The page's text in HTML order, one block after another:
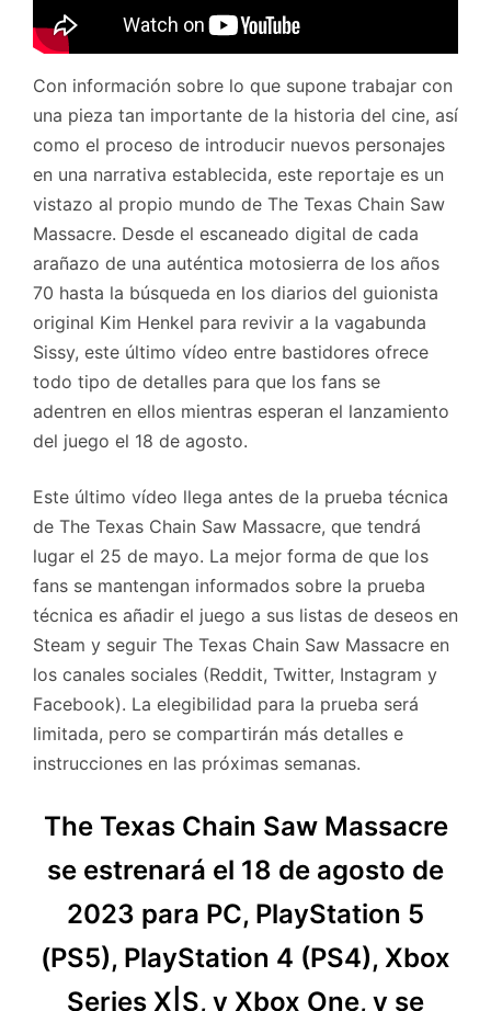
Con información sobre lo que supone trabajar con
una pieza tan importante de la historia del cine, así
como el proceso de introducir nuevos personajes
en una narrativa establecida, este reportaje es un
vistazo al propio mundo de The Texas Chain Saw
Massacre. Desde el escaneado digital de cada
arañazo de una auténtica motosierra de los años
70 hasta la búsqueda en los diarios del guionista
original Kim Henkel para revivir a la vagabunda
Sissy, este último vídeo entre bastidores ofrece
todo tipo de detalles para que los fans se
adentren en ellos mientras esperan el lanzamiento
del juego el 18 de agosto.
Este último vídeo llega antes de la prueba técnica
de The Texas Chain Saw Massacre, que tendrá
lugar el 25 de mayo. La mejor forma de que los
fans se mantengan informados sobre la prueba
técnica es añadir el juego a sus listas de deseos en
Steam y seguir The Texas Chain Saw Massacre en
los canales sociales (Reddit, Twitter, Instagram y
Facebook). La elegibilidad para la prueba será
limitada, pero se compartirán más detalles e
instrucciones en las próximas semanas.
The Texas Chain Saw Massacre
se estrenará el 18 de agosto de
2023 para PC, PlayStation 5
(PS5), PlayStation 4 (PS4), Xbox
Series X|S, y Xbox One, y se